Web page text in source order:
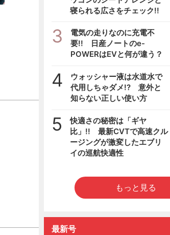
寝られる広さをチェック!!
3
電気の走りなのに充電不
要!! 日産ノートのe-
POWERはEVと何が違う？
4
ウォッシャー液は水道水で
代用しちゃダメ!? 意外と
知らない正しい使い方
5
快適さの秘密は「ギヤ
比」!! 最新CVTで高速クル
ージングが激変したエブリ
イの巡航快適性
もっと見る
最新号